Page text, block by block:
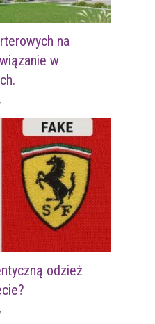
na
w
odzież